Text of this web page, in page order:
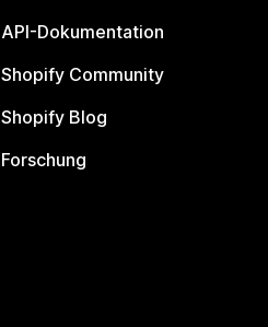
API-Dokumentation
Shopify Community
Shopify Blog
Forschung